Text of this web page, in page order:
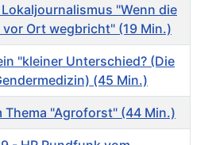
"Wenn die
Ort wegbricht" (19 Min.)
"kleiner Unterschied? (Die
(45 Min.)
Thema "Agroforst" (44 Min.)